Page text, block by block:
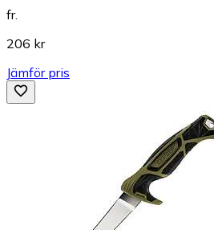
fr.
206 kr
Jämför pris